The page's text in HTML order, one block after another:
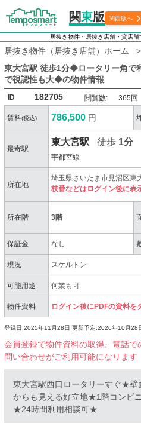
関東版 関西版へ
居抜き物件・居抜き店舗・貸店
居抜き物件（居抜き店舗）ホーム
東大宮駅 徒歩1分◆ロータリー角
で視認性も大◆の物件情報
ID 182705 閲覧数: 365回
賃料(税込) 786,500 円
最寄駅
東大宮駅 徒歩 1分
宇都宮線
所在地
埼玉県さいたま市見沼区東
枝番などはログイン後に表
所在階 3階
保証金 なし
現況 スケルトン
可能用途 何業も可
物件資料 ログイン後にPDFの資料を
登録日:2025年11月28日 更新予定:2026年10月28
会員登録で物件資料の取得、電話で
問い合わせがご利用可能になります
東大宮駅西口ロータリーすぐ★
からも見える好立地★1階コンビ
★24時間利用相談可★